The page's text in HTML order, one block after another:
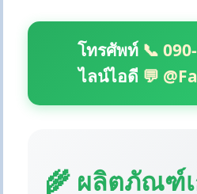
โทรศัพท์ 📞
ไลน์ไอดี 💬
🌾 ผลิตภัณฑ์